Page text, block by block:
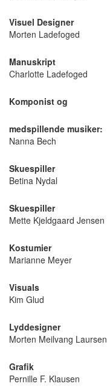
Visuel Designer
Morten Ladefoged
Manuskript
Charlotte Ladefoged
Komponist og
medspillende musiker:
Nanna Bech
Skuespiller
Betina Nydal
Skuespiller
Mette Kjeldgaard Jensen
Kostumier
Marianne Meyer
Visuals
Kim Glud
Lyddesigner
Morten Meilvang Laursen
Grafik
Pernille F. Klausen